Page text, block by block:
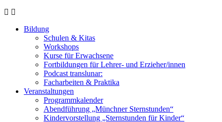
Bildung
Schulen & Kitas
Workshops
Kurse für Erwachsene
Fortbildungen für Lehrer- und Erzieher/innen
Podcast translunar:
Facharbeiten & Praktika
Veranstaltungen
Programmkalender
Abendführung „Münchner Sternstunden“
Kindervorstellung „Sternstunden für Kinder“